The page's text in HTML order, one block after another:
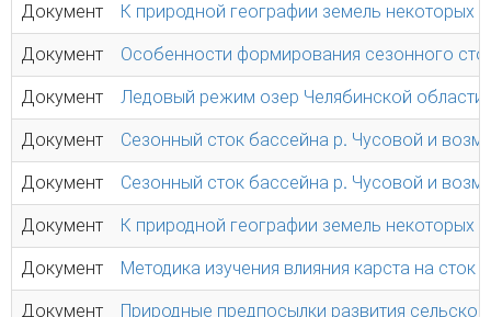
Документ К природной географии земель некоторых
Документ Особенности формирования сезонного
Документ Ледовый режим озер Челябинской области
Документ Сезонный сток бассейна р. Чусовой и
Документ Сезонный сток бассейна р. Чусовой и
Документ К природной географии земель некоторых
Документ Методика изучения влияния карста на сток
Документ Природные предпосылки развития